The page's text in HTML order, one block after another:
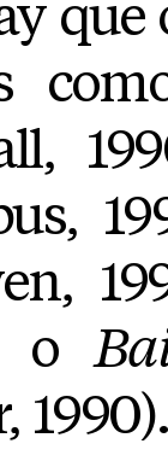
o
1990).